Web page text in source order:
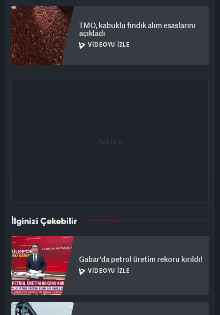
TMO, kabuklu fındık alım esaslarını
açıkladı
VIDEOYU İZLE
İlginizi Çekebilir
Gabar'da petrol üretim rekoru kırıldı!
VIDEOYU İZLE